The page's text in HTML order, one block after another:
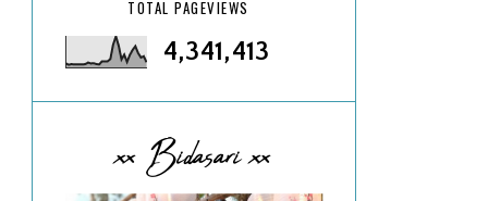
TOTAL PAGEVIEWS
4,341,413
xx Bidasari xx